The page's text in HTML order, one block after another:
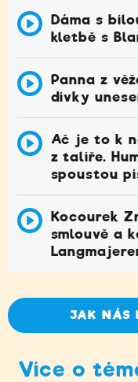
Dáma s
kletbě s
Panna z
dívky
Ač je to k
z talíře.
spoustou
Kocourek
smlouvě a
JAK NÁS
Více o